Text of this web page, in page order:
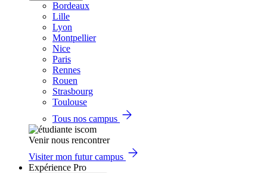
Bordeaux
Lille
Lyon
Montpellier
Nice
Paris
Rennes
Rouen
Strasbourg
Toulouse
Tous nos campus
Venir nous rencontrer
Visiter mon futur campus
Expérience Pro